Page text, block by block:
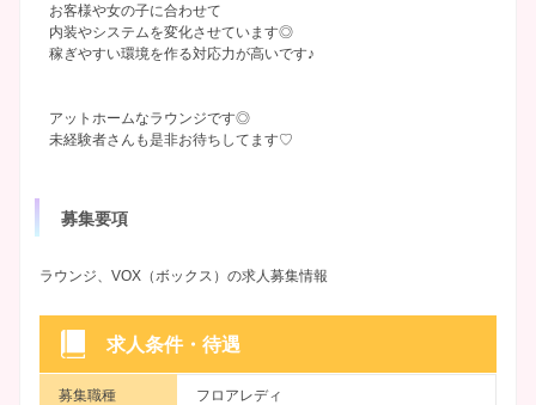
お客様や女の子に合わせて
内装やシステムを変化させています◎
稼ぎやすい環境を作る対応力が高いです♪
アットホームなラウンジです◎
未経験者さんも是非お待ちしてます♡
募集要項
ラウンジ、VOX（ボックス）の求人募集情報
求人条件・待遇
募集職種 フロアレディ